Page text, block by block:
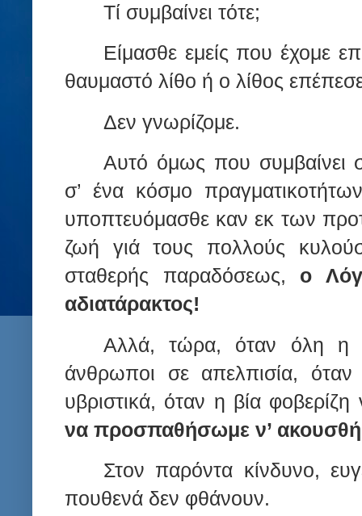
Τί συμβαίνει τότε;
Είμασθε εμείς που έχομε
θαυμαστό λίθο ή ο λίθος
Δεν γνωρίζομε.
Αυτό όμως που συμβαίνει
σ’ ένα κόσμο
υποπτευόμασθε καν εκ των
ζωή γιά τους πολλούς
σταθερής παραδόσεως, ο
αδιατάρακτος!
Αλλά, τώρα, όταν όλη η
άνθρωποι σε απελπισία, όταν
υβριστικά, όταν η βία
να προσπαθήσωμε ν’
Στον παρόντα κίνδυνο,
πουθενά δεν φθάνουν.